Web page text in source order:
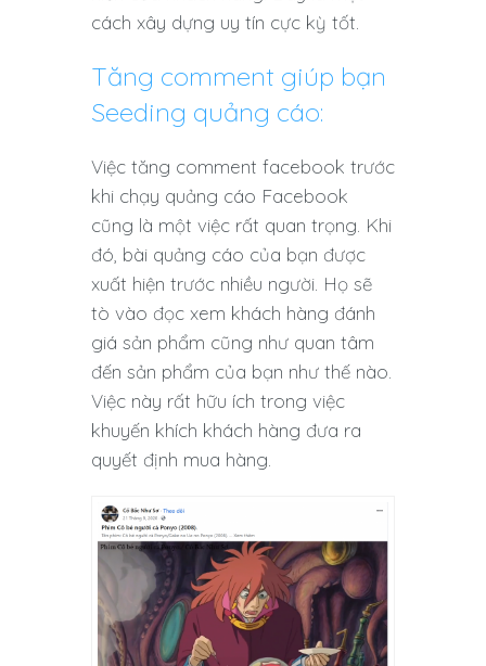
cách xây dựng uy tín cực kỳ tốt.
Tăng comment giúp bạn
Seeding quảng cáo:
Việc tăng comment facebook trước
khi chạy quảng cáo Facebook
cũng là một việc rất quan trọng. Khi
đó, bài quảng cáo của bạn được
xuất hiện trước nhiều người. Họ sẽ
tò vào đọc xem khách hàng đánh
giá sản phẩm cũng như quan tâm
đến sản phẩm của bạn như thế nào.
Việc này rất hữu ích trong việc
khuyến khích khách hàng đưa ra
quyết định mua hàng.